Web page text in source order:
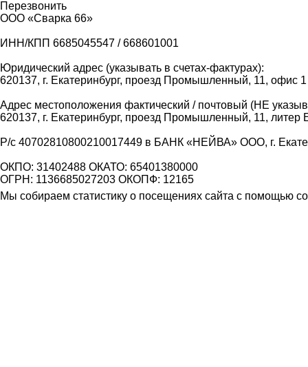
Перезвонить
ООО «Сварка 66»
ИНН/КПП 6685045547 / 668601001
Юридический адрес (указывать в счетах-фактурах):
620137, г. Екатеринбург, проезд Промышленный, 11, офис 1
Адрес местоположения фактический / почтовый (НЕ
620137, г. Екатеринбург, проезд Промышленный, 11, литер
Р/с 40702810800210017449 в БАНК «НЕЙВА» ООО, г.
ОКПО: 31402488 ОКАТО: 65401380000
ОГРН: 1136685027203 ОКОПФ: 12165
Мы собираем статистику о посещениях сайта с помощью